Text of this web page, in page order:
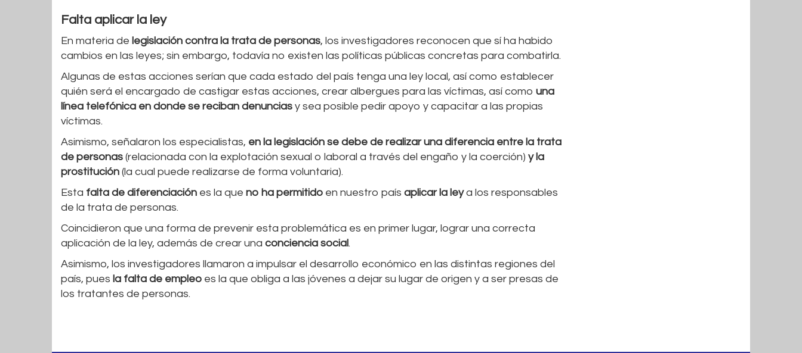
Falta aplicar la ley
En materia de legislación contra la trata de personas, los investigadores reconocen que sí ha habido
cambios en las leyes; sin embargo, todavía no existen las políticas públicas concretas para combatirla.
Algunas de estas acciones serían que cada estado del país tenga una ley local, así como establecer
quién será el encargado de castigar estas acciones, crear albergues para las víctimas, así como una
línea telefónica en donde se reciban denuncias y sea posible pedir apoyo y capacitar a las propias
víctimas.
Asimismo, señalaron los especialistas, en la legislación se debe de realizar una diferencia entre la trata
de personas (relacionada con la explotación sexual o laboral a través del engaño y la coerción) y la
prostitución (la cual puede realizarse de forma voluntaria).
Esta falta de diferenciación es la que no ha permitido en nuestro país aplicar la leya los responsables
de la trata de personas.
Coincidieron que una forma de prevenir esta problemática es en primer lugar, lograr una correcta
aplicación de la ley, además de crear una conciencia social.
Asimismo, los investigadores llamaron a impulsar el desarrollo económico en las distintas regiones del
país, pues la falta de empleo es la que obliga a las jóvenes a dejar su lugar de origen y a ser presas de
los tratantes de personas.